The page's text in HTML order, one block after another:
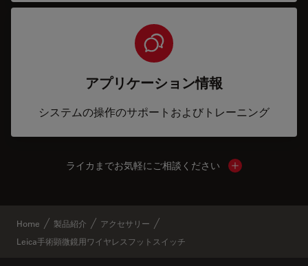
アプリケーション情報
システムの操作のサポートおよびトレーニング
ライカまでお気軽にご相談ください Show local
Home 製品紹介
アクセサリー
Leica手術顕微鏡用ワイヤレスフットスイッチ